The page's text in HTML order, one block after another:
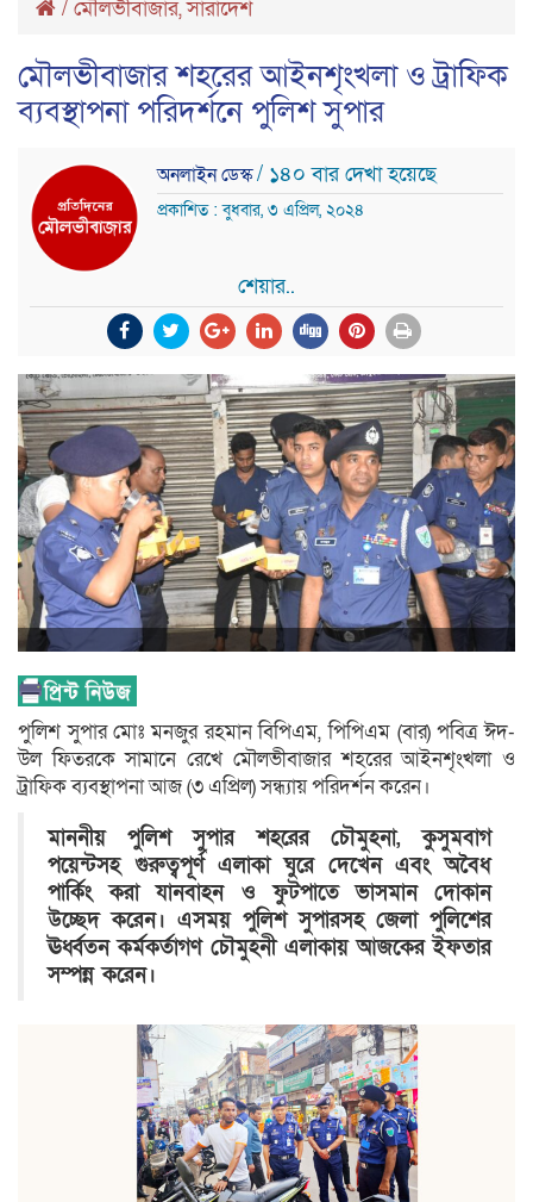
/ মৌলভীবাজার,সারাদেশ
মৌলভীবাজার শহরের আইনশৃংখলা ও ট্রাফিক
ব্যবস্থাপনা পরিদর্শনে পুলিশ সুপার
অনলাইন ডেস্ক/ ১৪০ বার দেখা হয়েছে
প্রকাশিত : বুধবার, ৩ এপ্রিল, ২০২৪
শেয়ার..
পুলিশ সুপার মোঃ মনজুর রহমান বিপিএম, পিপিএম (বার) পবিত্র ঈদ-
উল ফিতরকে সামানে রেখে মৌলভীবাজার শহরের আইনশৃংখলা ও
ট্রাফিক ব্যবস্থাপনা আজ (৩ এপ্রিল) সন্ধ্যায় পরিদর্শন করেন।
মাননীয় পুলিশ সুপার শহরের চৌমুহনা, কুসুমবাগ
পয়েন্টসহ গুরুত্বপূর্ণ এলাকা ঘুরে দেখেন এবং অবৈধ
পার্কিং করা যানবাহন ও ফুটপাতে ভাসমান দোকান
উচ্ছেদ করেন। এসময় পুলিশ সুপারসহ জেলা পুলিশের
ঊর্ধ্বতন কর্মকর্তাগণ চৌমুহনী এলাকায় আজকের ইফতার
সম্পন্ন করেন।